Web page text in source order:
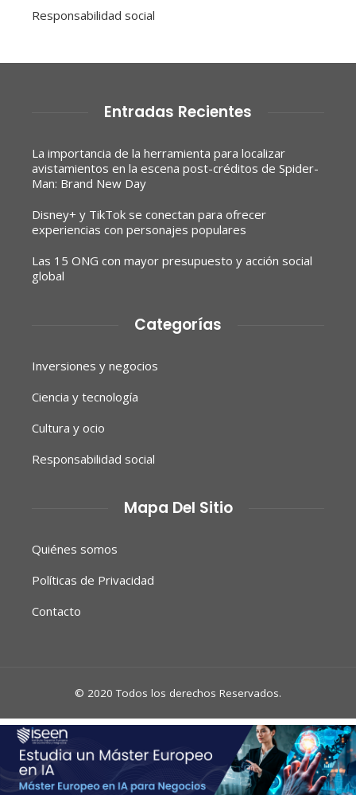
Responsabilidad social
Entradas Recientes
La importancia de la herramienta para localizar
avistamientos en la escena post-créditos de Spider-
Man: Brand New Day
Disney+ y TikTok se conectan para ofrecer
experiencias con personajes populares
Las 15 ONG con mayor presupuesto y acción social
global
Categorías
Inversiones y negocios
Ciencia y tecnología
Cultura y ocio
Responsabilidad social
Mapa Del Sitio
Quiénes somos
Políticas de Privacidad
Contacto
© 2020 Todos los derechos Reservados.